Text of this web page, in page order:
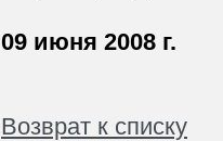
09 июня 2008 г.
Возврат к списку